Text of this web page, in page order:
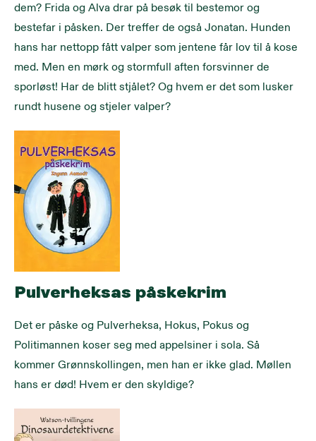
dem? Frida og Alva drar på besøk til bestemor og
bestefar i påsken. Der treffer de også Jonatan. Hunden
hans har nettopp fått valper som jentene får lov til å kose
med. Men en mørk og stormfull aften forsvinner de
sporløst! Har de blitt stjålet? Og hvem er det som lusker
rundt husene og stjeler valper?
Pulverheksas påskekrim
Det er påske og Pulverheksa, Hokus, Pokus og
Politimannen koser seg med appelsiner i sola. Så
kommer Grønnskollingen, men han er ikke glad. Møllen
hans er død! Hvem er den skyldige?